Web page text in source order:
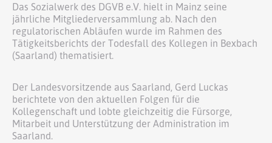
Das Sozialwerk des DGVB e.V. hielt in Mainz seine
jährliche Mitgliederversammlung ab. Nach den
regulatorischen Abläufen wurde im Rahmen des
Tätigkeitsberichts der Todesfall des Kollegen in Bexbach
(Saarland) thematisiert.
Der Landesvorsitzende aus Saarland, Gerd Luckas
berichtete von den aktuellen Folgen für die
Kollegenschaft und lobte gleichzeitig die Fürsorge,
Mitarbeit und Unterstützung der Administration im
Saarland.